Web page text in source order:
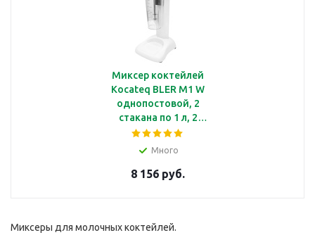
Миксер коктейлей
Kocateq BLER M1 W
однопостовой, 2
стакана по 1 л, 2
насадки
Много
8 156 руб.
Миксеры для молочных коктейлей.